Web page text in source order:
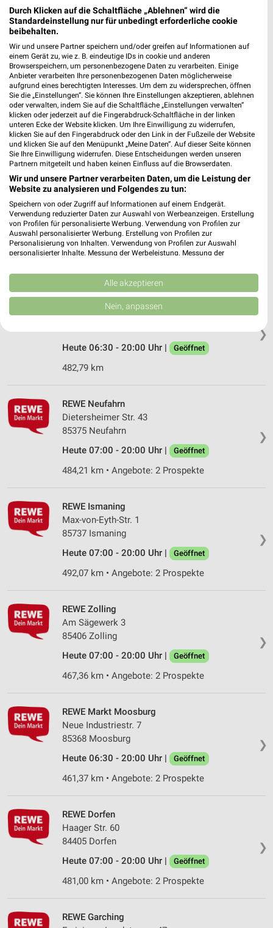
Bahnhofstr. 7
85354 Freising/Innenstadt
473,22 km • Angebote: 2 Prospekte
REWE Poing
Am Hanselbrunn 9
85586 Poing
Heute 07:00 - 20:00 Uhr | Geöffnet
496,33 km • Angebote: 2 Prospekte
REWE Freising/Nordstadt
Prinz-Ludwig-Str. 48
85354 Freising/Nordstadt
Heute 07:00 - 20:00 Uhr | Geöffnet
❯
REWE Neufahrn
Kurt-Kittel-Ring 1
Heute 06:30 - 20:00 Uhr |
Geöffnet
482,79 km
❯
REWE Neufahrn
Dietersheimer Str. 43
85375 Neufahrn
Heute 07:00 - 20:00 Uhr |
Geöffnet
484,21 km • Angebote: 2 Prospekte
❯
REWE Ismaning
Max-von-Eyth-Str. 1
85737 Ismaning
Heute 07:00 - 20:00 Uhr |
Geöffnet
492,07 km • Angebote: 2 Prospekte
❯
REWE Zolling
Am Sägewerk 3
85406 Zolling
Heute 07:00 - 20:00 Uhr |
Geöffnet
467,36 km • Angebote: 2 Prospekte
❯
REWE Markt Moosburg
Neue Industriestr. 7
85368 Moosburg
Heute 06:30 - 20:00 Uhr |
Geöffnet
461,37 km • Angebote: 2 Prospekte
❯
REWE Dorfen
Haager Str. 60
84405 Dorfen
Heute 07:00 - 20:00 Uhr |
Geöffnet
481,00 km • Angebote: 2 Prospekte
REWE Garching
Durch Klicken auf die Schaltfläche „Ablehnen“ wird die
Standardeinstellung nur für unbedingt erforderliche cookie
beibehalten.
Wir und unsere Partner speichern und/oder greifen auf Informationen auf
einem Gerät zu, wie z. B. eindeutige IDs in cookie und anderen
Browserspeichern, um personenbezogene Daten zu verarbeiten. Einige
Anbieter verarbeiten Ihre personenbezogenen Daten möglicherweise
aufgrund eines berechtigten Interesses. Um dem zu widersprechen, öffnen
Sie die „Einstellungen“. Sie können Ihre Einstellungen akzeptieren, ablehnen
oder verwalten, indem Sie auf die Schaltfläche „Einstellungen verwalten“
klicken oder jederzeit auf die Fingerabdruck-Schaltfläche in der linken
unteren Ecke der Website klicken. Um Ihre Einwilligung zu widerrufen,
klicken Sie auf den Fingerabdruck oder den Link in der Fußzeile der Website
und klicken Sie auf den Menüpunkt „Meine Daten“. Auf dieser Seite können
Sie Ihre Einwilligung widerrufen. Diese Entscheidungen werden unseren
Partnern mitgeteilt und haben keinen Einfluss auf die Browserdaten.
Wir und unsere Partner verarbeiten Daten, um die Leistung der
Website zu analysieren und Folgendes zu tun:
Speichern von oder Zugriff auf Informationen auf einem Endgerät.
Verwendung reduzierter Daten zur Auswahl von Werbeanzeigen. Erstellung
von Profilen für personalisierte Werbung. Verwendung von Profilen zur
Auswahl personalisierter Werbung. Erstellung von Profilen zur
Personalisierung von Inhalten. Verwendung von Profilen zur Auswahl
personalisierter Inhalte. Messung der Werbeleistung. Messung der
Kombinationen von Daten aus verschiedenen Quellen. Entwicklung und
Verbesserung der Angebote. Verwendung reduzierter Daten zur Auswahl
von Inhalten.
Daten können außerhalb der Europäischen Union weitergegeben und in die
Website/App.
Partnerliste anzeigen (1 IAB-Anbieter)
Wir nutzen Ihre Daten für folgende Zwecke:
Speichern von oder Zugriff auf Informationen
auf einem Endgerät
Verwendung reduzierter Daten zur Auswahl von
Werbeanzeigen
Erstellung von Profilen für personalisierte
Verwendung von Profilen zur Auswahl
personalisierter Werbung
Erstellung von Profilen zur Personalisierung
von Inhalten
Verwendung von Profilen zur Auswahl
Messung der Werbeleistung
Messung der Performance von Inhalten
Analyse von Zielgruppen durch Statistiken oder
Kombinationen von Daten aus verschiedenen
Entwicklung und Verbesserung der Angebote
Verwendung reduzierter Daten zur Auswahl von
Inhalten
IAB-Besonderheiten:
Verwendung genauer Standortdaten
Geräte anhand von aktiv angeforderten
Informationen identifizieren
Nicht-IAB-Verarbeitungszwecke:
Performance
Alle akzeptieren
Nein, anpassen